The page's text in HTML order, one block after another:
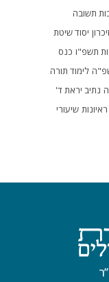
תשובה
יסוד שיטת
תשפ"ו כנס
לימוד תורה
נתיב יראת ד'
ראיונות שיעורי